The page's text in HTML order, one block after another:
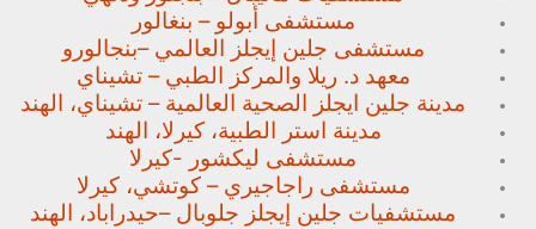
مستشفى أبولو – بنغالور
مستشفى جلين إيجلز العالمي –بنجالورو
معهد د. ريلا والمركز الطبي – تشيناي
مدينة جلين ايجلز الصحية العالمية – تشيناي، الهند
مدينة استر الطبية، كيرلا، الهند
مستشفى ليكشور -كيرلا
مستشفى راجاجيري – كوتشي، كيرلا
مستشفيات جلين إيجلز جلوبال –حيدراباد، الهند